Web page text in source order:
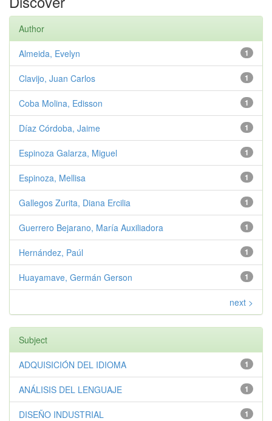
Author
1
Almeida, Evelyn
1
Clavijo, Juan Carlos
1
Coba Molina, Edisson
1
Díaz Córdoba, Jaime
1
Espinoza Galarza, Miguel
1
Espinoza, Mellisa
1
Gallegos Zurita, Diana Ercilia
1
Guerrero Bejarano, María Auxiliadora
1
Hernández, Paúl
1
Huayamave, Germán Gerson
next >
Subject
1
ADQUISICIÓN DEL IDIOMA
1
ANÁLISIS DEL LENGUAJE
1
DISEÑO INDUSTRIAL